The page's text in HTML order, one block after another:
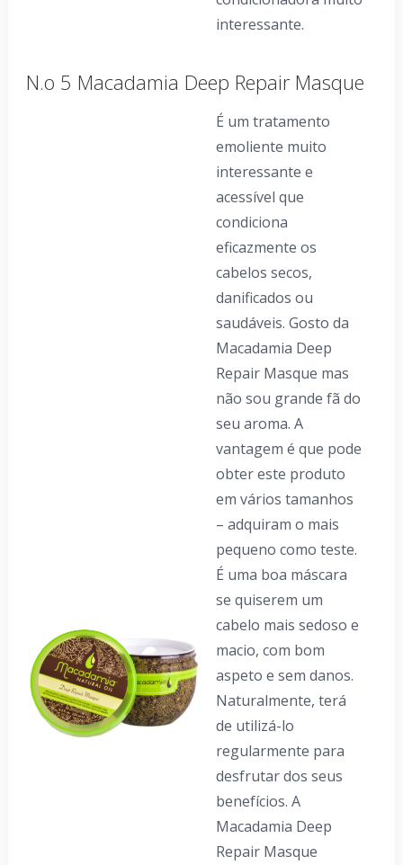
interessante.
N.o 5 Macadamia Deep Repair Masque
É um tratamento
emoliente muito
interessante e
acessível que
condiciona
eficazmente os
cabelos secos,
danificados ou
saudáveis. Gosto da
Macadamia Deep
Repair Masque mas
não sou grande fã do
seu aroma. A
vantagem é que pode
obter este produto
em vários tamanhos
– adquiram o mais
pequeno como teste.
É uma boa máscara
se quiserem um
cabelo mais sedoso e
macio, com bom
aspeto e sem danos.
Naturalmente, terá
de utilizá-lo
regularmente para
desfrutar dos seus
benefícios. A
Macadamia Deep
Repair Masque